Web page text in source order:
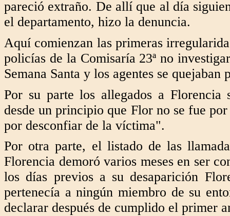
pareció extraño. De allí que al día
el departamento, hizo la denuncia.
Aquí comienzan las primeras
policías de la Comisaría 23ª no
Semana Santa y los agentes se
Por su parte los allegados a Florencia
desde un principio que Flor no se fue
por desconfiar de la víctima".
Por otra parte, el listado de las
Florencia demoró varios meses en ser
los días previos a su desaparición
pertenecía a ningún miembro de su
declarar después de cumplido el primer